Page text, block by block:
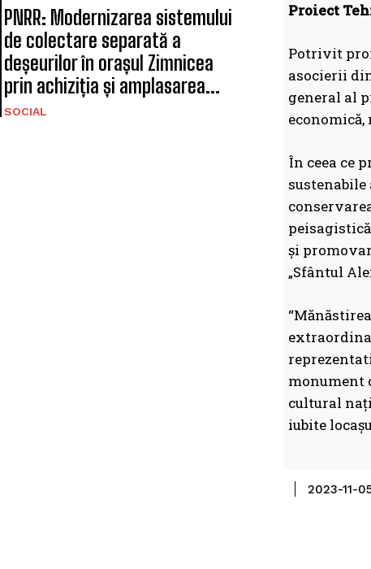
PNRR: Modernizarea sistemului
de colectare separată a
deșeurilor în orașul Zimnicea
prin achiziția și amplasarea...
SOCIAL
Proiect
Potrivit
asocierii
general al
În ceea ce
și
„Sfântul
monument
cultural
iubite
2023-11-